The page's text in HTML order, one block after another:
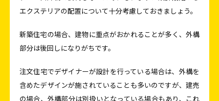
エクステリアの配置について十分考慮しておきましょう。
新築住宅の場合、建物に重点がおかれることが多く、外構
部分は後回しになりがちです。
注文住宅でデザイナーが設計を行っている場合は、外構を
含めたデザインが施されていることも多いのですが、建売
の場合、外構部分は別扱いとなっている場合もあり、これ